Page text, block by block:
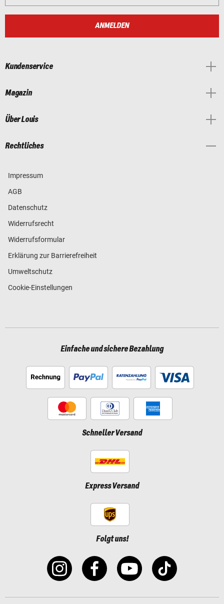
ANMELDEN
Kundenservice
Magazin
Über Louis
Rechtliches
Impressum
AGB
Datenschutz
Widerrufsrecht
Widerrufsformular
Erklärung zur Barrierefreiheit
Umweltschutz
Cookie-Einstellungen
Einfache und sichere Bezahlung
Schneller Versand
Express Versand
Folgt uns!